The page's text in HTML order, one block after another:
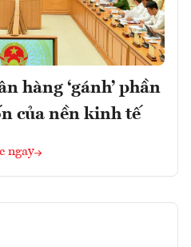
hàng ‘gánh’ phần
của nền kinh tế
ngay